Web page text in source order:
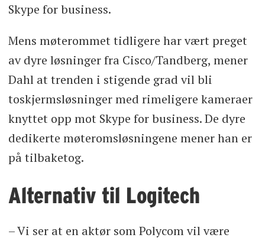
Skype for business.
Mens møterommet tidligere har vært preget
av dyre løsninger fra Cisco/Tandberg, mener
Dahl at trenden i stigende grad vil bli
toskjermsløsninger med rimeligere kameraer
knyttet opp mot Skype for business. De dyre
dedikerte møteromsløsningene mener han er
på tilbaketog.
Alternativ til Logitech
– Vi ser at en aktør som Polycom vil være